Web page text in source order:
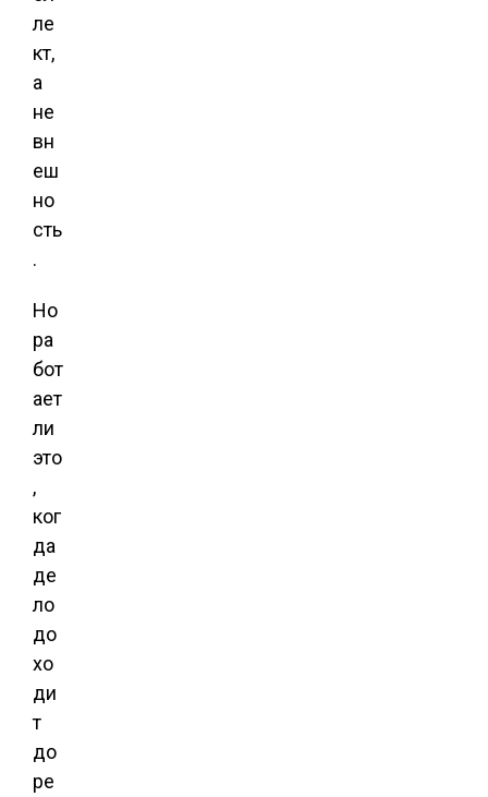
ле
кт,
а
не
вн
еш
но
сть
.
Но
ра
бот
ает
ли
это
,
ког
да
де
ло
до
хо
ди
т
до
ре